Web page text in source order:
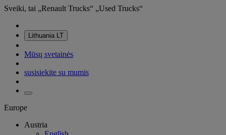
Sveiki, tai „Renault Trucks“ „Used Trucks“
Lithuania LT
Mūsų svetainės
susisiekite su mumis
Europe
Austria